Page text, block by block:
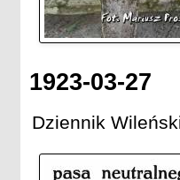
1923-03-27
Dziennik